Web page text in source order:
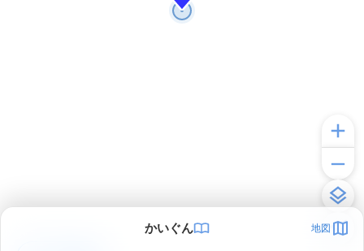
かいぐん 地図